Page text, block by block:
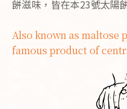
餅滋味，皆在本23號太陽
Also known as maltose
famous product of